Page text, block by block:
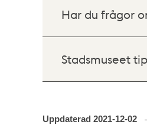
Har du frågor
Stadsmuseet
Uppdaterad 2021-12-02